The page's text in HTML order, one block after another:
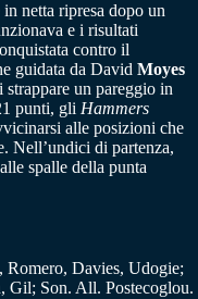
in netta ripresa dopo un
e i risultati
contro il
guidata da David Moyes
un pareggio in
punti, gli Hammers
alle posizioni che
Nell’undici di partenza,
spalle della punta
Davies, Udogie;
Gil; Son. All. Postecoglou.